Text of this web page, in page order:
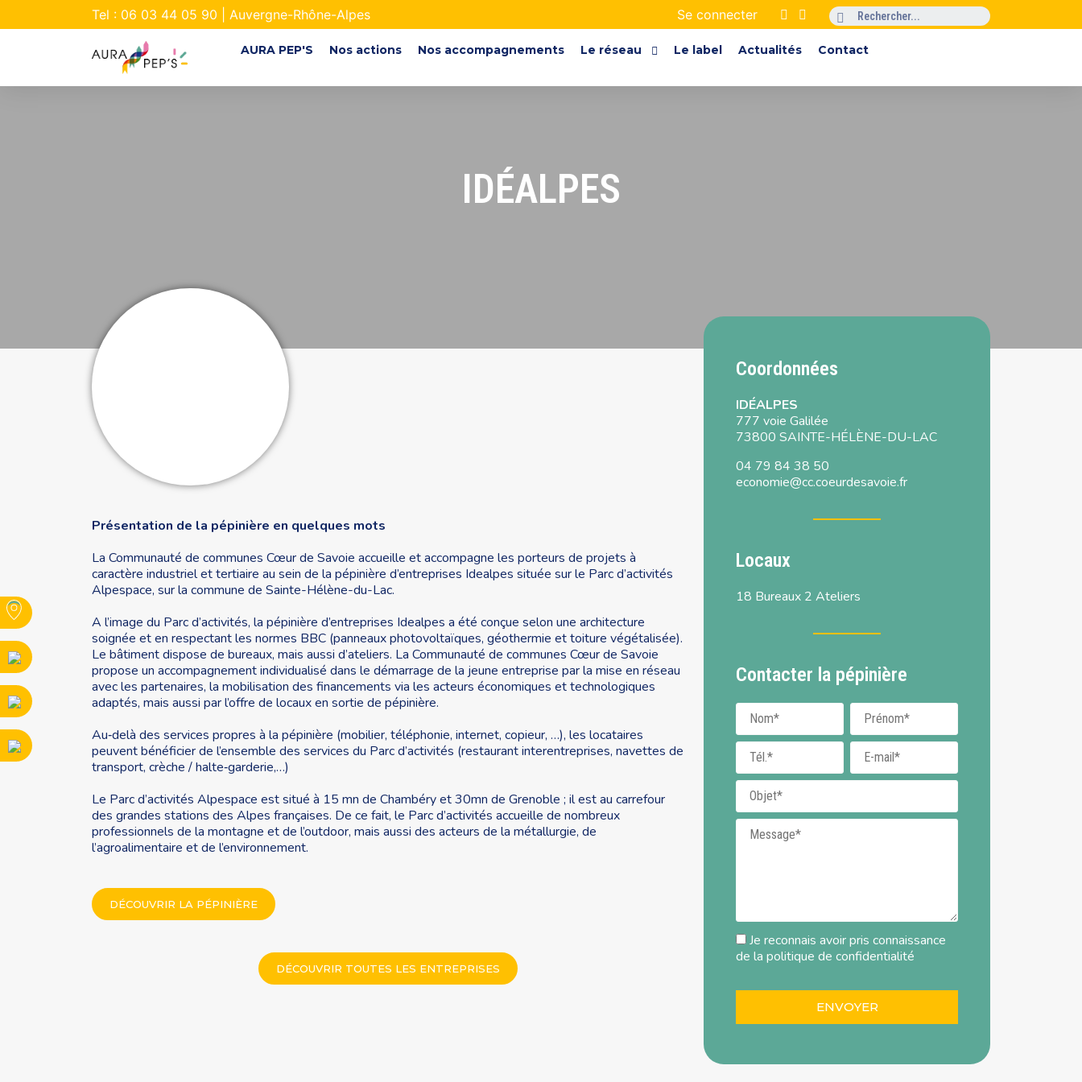
Tel : 06 03 44 05 90 | Auvergne-Rhône-Alpes Se connecter
AURA PEP'S Nos actions Nos accompagnements Le réseau Le label Actualités Contact
IDÉALPES
Présentation de la pépinière en quelques mots
La Communauté de communes Cœur de Savoie accueille et accompagne les porteurs de projets à
caractère industriel et tertiaire au sein de la pépinière d’entreprises Idealpes située sur le Parc d’activités
Alpespace, sur la commune de Sainte-Hélène-du-Lac.
A l’image du Parc d’activités, la pépinière d’entreprises Idealpes a été conçue selon une architecture
soignée et en respectant les normes BBC (panneaux photovoltaïques, géothermie et toiture végétalisée).
Le bâtiment dispose de bureaux, mais aussi d’ateliers. La Communauté de communes Cœur de Savoie
propose un accompagnement individualisé dans le démarrage de la jeune entreprise par la mise en réseau
avec les partenaires, la mobilisation des financements via les acteurs économiques et technologiques
adaptés, mais aussi par l’offre de locaux en sortie de pépinière.
Au‐delà des services propres à la pépinière (mobilier, téléphonie, internet, copieur, …), les locataires
peuvent bénéficier de l’ensemble des services du Parc d’activités (restaurant interentreprises, navettes de
transport, crèche / halte‐garderie,…)
Le Parc d’activités Alpespace est situé à 15 mn de Chambéry et 30mn de Grenoble ; il est au carrefour
des grandes stations des Alpes françaises. De ce fait, le Parc d’activités accueille de nombreux
professionnels de la montagne et de l’outdoor, mais aussi des acteurs de la métallurgie, de
l’agroalimentaire et de l’environnement.
DÉCOUVRIR LA PÉPINIÈRE
DÉCOUVRIR TOUTES LES ENTREPRISES
Coordonnées
IDÉALPES
777 voie Galilée
73800 SAINTE-HÉLÈNE-DU-LAC
04 79 84 38 50
economie@cc.coeurdesavoie.fr
Locaux
18 Bureaux 2 Ateliers
Contacter la pépinière
Nom Prénom
Téléphone E-mail
Objet
Message
Je reconnais avoir pris connaissance
de la politique de confidentialité